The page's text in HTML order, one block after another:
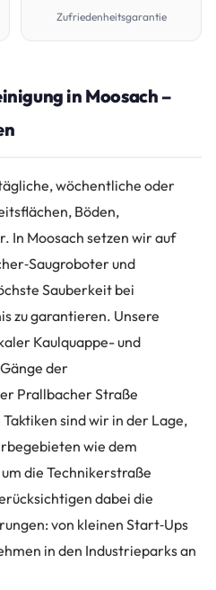
Zufriedenheitsgarantie
in Moosach –
wöchentliche oder
Böden,
In Moosach setzen wir auf
und
Sauberkeit bei
zu garantieren. Unsere
Kaulquappe- und
der
Prallbacher Straße
sind wir in der Lage,
wie dem
die Technikerstraße
dabei die
von kleinen Start‑Ups
in den Industrieparks an